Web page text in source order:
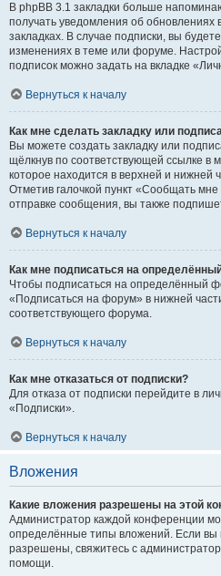
В phpBB 3.1 закладки больше
получать уведомления об обновлениях
закладках. В случае подписки, вы
изменениях в теме или форуме.
подписок можно задать на вкладке
Вернуться к началу
Как мне сделать закладку или
Вы можете создать закладку или
щёлкнув по соответствующей ссылке в
которое находится в верхней и нижней
Отметив галочкой пункт «Сообщать
отправке сообщения, вы также
Вернуться к началу
Как мне подписаться на
Чтобы подписаться на определённый
«Подписаться на форум» в нижней
соответствующего форума.
Вернуться к началу
Как мне отказаться от подписки?
Для отказа от подписки перейдите в
«Подписки».
Вернуться к началу
Вложения
Какие вложения разрешены на этой
Администратор каждой конференции
определённые типы вложений. Если вы
разрешены, свяжитесь с
помощи.